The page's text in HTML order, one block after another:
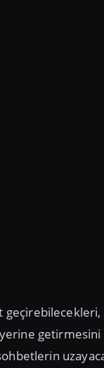
geçirebilecekleri,
getirmesini